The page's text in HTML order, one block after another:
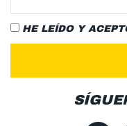
HE LEÍDO Y